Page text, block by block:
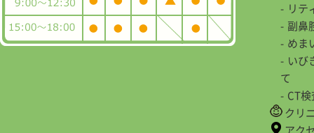
リテ
副鼻
めま
いび
て
CT
クリ